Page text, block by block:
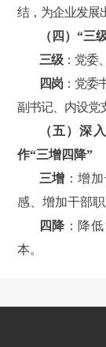
结，为企业发展
（四） “三
三级：党委
四岗：党委
副书记、内设党
（五）深
作“三增四降”
三增 ： 增
感、增加干部职
四降 ： 降
本。